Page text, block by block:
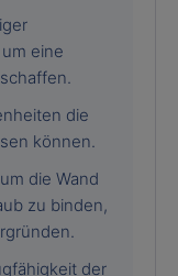
eine
die
können.
die Wand
zu binden,
der